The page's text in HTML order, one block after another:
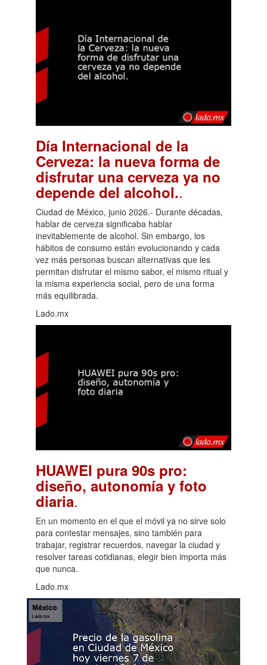
Día Internacional de la
Cerveza: la nueva forma de
disfrutar una cerveza ya no
depende del alcohol..
Ciudad de México, junio 2026.- Durante décadas,
hablar de cerveza significaba hablar
inevitablemente de alcohol. Sin embargo, los
hábitos de consumo están evolucionando y cada
vez más personas buscan alternativas que les
permitan disfrutar el mismo sabor, el mismo ritual y
la misma experiencia social, pero de una forma
más equilibrada.
Lado.mx
HUAWEI pura 90s pro:
diseño, autonomía y foto
diaria.
En un momento en el que el móvil ya no sirve solo
para contestar mensajes, sino también para
trabajar, registrar recuerdos, navegar la ciudad y
resolver tareas cotidianas, elegir bien importa más
que nunca.
Lado.mx